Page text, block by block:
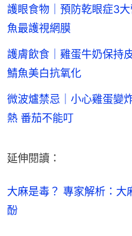
護眼食物｜預防乾眼症3
魚最護視網膜
護膚飲食｜雞蛋牛奶保持
鯖魚美白抗氧化
微波爐禁忌｜小心雞蛋變
熱 番茄不能叮
延伸閱讀：
大麻是毒？ 專家解析：大
酚